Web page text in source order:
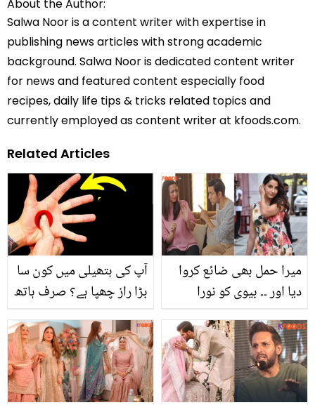
About the Author:
Salwa Noor is a content writer with expertise in
publishing news articles with strong academic
background. Salwa Noor is dedicated content writer
for news and featured content especially food
recipes, daily life tips & tricks related topics and
currently employed as content writer at kfoods.com.
Related Articles
آپ کی ہتھیلی میں کون سا
بڑا راز چھپا ہے؟ صرف ہاتھ
کی اس جگہ کو زور سے
دبائیں اور حیران رہ جائیں
میرا حمل بھی ضائع کروا
دیا اور ۔۔ بیوی کو نورا
فتیحی جیسا بنانے کے
جنون میں شوہر نے کون
سی حدیں پار کر دیں؟